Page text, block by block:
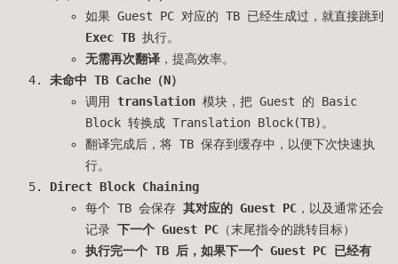
如果 Guest PC 对应的 TB 已经生成过，就直接跳到
Exec TB 执行。
无需再次翻译 ，提高效率。
未命中 TB Cache（N）
调用 translation 模块，把 Guest 的 Basic
Block 转换成 Translation Block(TB)。
翻译完成后，将 TB 保存到缓存中，以便下次快速执
行。
Direct Block Chaining
每个 TB 会保存 其对应的 Guest PC ，以及通常还会
记录 下一个 Guest PC （末尾指令的跳转目标）
执行完一个 TB 后，如果下一个 Guest PC 已经有